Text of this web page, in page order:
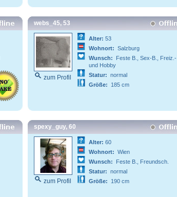
webs_45, 53
zum Profil
Alter: 53
Wohnort: Salzburg
Wunsch:
Feste B., Sex-B., Freiz.-
und Hobby
Statur: normal
Größe:
185 cm
spexy_guy, 60
zum Profil
Alter: 60
Wohnort: Wien
Wunsch:
Feste B., Freundsch.
Statur: normal
Größe:
190 cm